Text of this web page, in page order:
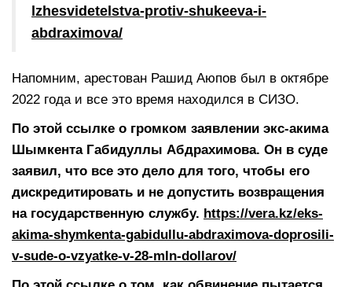
lzhesvidetelstva-protiv-shukeeva-i-
abdraximova/
Напомним, арестован Рашид Аюпов был в октябре
2022 года и все это время находился в СИЗО.
По этой ссылке о громком заявлении экс-акима
Шымкента Габидуллы Абдрахимова. Он в суде
заявил, что все это дело для того, чтобы его
дискредитировать и не допустить возвращения
на государственную службу. https://vera.kz/eks-
akima-shymkenta-gabidullu-abdraximova-doprosili-
v-sude-o-vzyatke-v-28-mln-dollarov/